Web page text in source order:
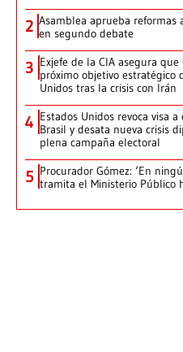
2 Asamblea aprueba reformas
en segundo debate
3 Exjefe de la CIA asegura que
próximo objetivo estratégico
Unidos tras la crisis con Irán
4 Estados Unidos revoca visa
Brasil y desata nueva crisis
plena campaña electoral
5 Procurador Gómez: ‘En
tramita el Ministerio Público